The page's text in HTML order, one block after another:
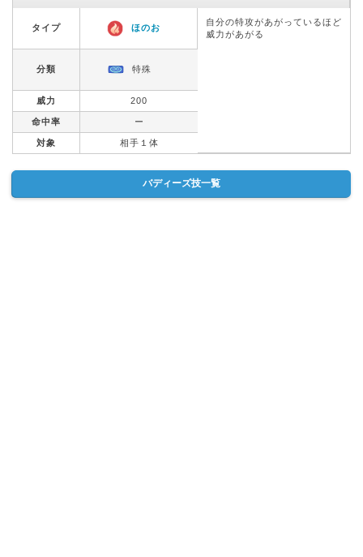
タイプ ほのお
自分の特攻があがっているほど
威力があがる
分類 特殊
威力 200
命中率 ー
対象 相手１体
バディーズ技一覧